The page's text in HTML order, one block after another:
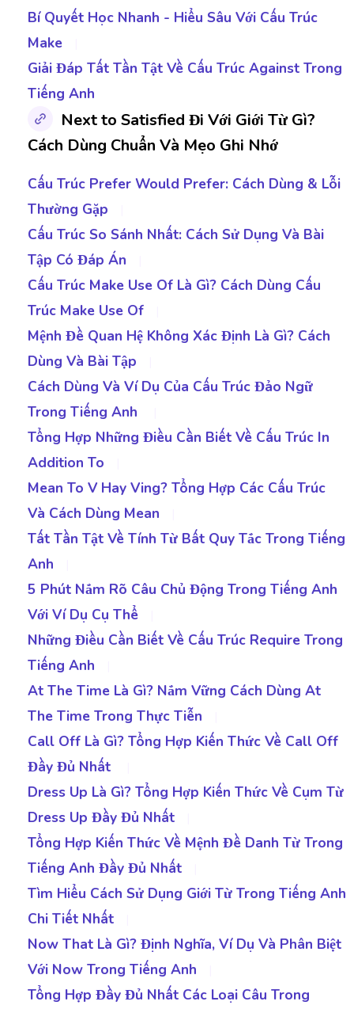
Bí Quyết Học Nhanh - Hiểu Sâu Với Cấu Trúc
Make
Giải Đáp Tất Tần Tật Về Cấu Trúc Against Trong
Tiếng Anh
Next to Satisfied Đi Với Giới Từ Gì?
Cách Dùng Chuẩn Và Mẹo Ghi Nhớ
Cấu Trúc Prefer Would Prefer: Cách Dùng & Lỗi
Thường Gặp
Cấu Trúc So Sánh Nhất: Cách Sử Dụng Và Bài
Tập Có Đáp Án
Cấu Trúc Make Use Of Là Gì? Cách Dùng Cấu
Trúc Make Use Of
Mệnh Đề Quan Hệ Không Xác Định Là Gì? Cách
Dùng Và Bài Tập
Cách Dùng Và Ví Dụ Của Cấu Trúc Đảo Ngữ
Trong Tiếng Anh
Tổng Hợp Những Điều Cần Biết Về Cấu Trúc In
Addition To
Mean To V Hay Ving? Tổng Hợp Các Cấu Trúc
Và Cách Dùng Mean
Tất Tần Tật Về Tính Từ Bất Quy Tắc Trong Tiếng
Anh
5 Phút Nắm Rõ Câu Chủ Động Trong Tiếng Anh
Với Ví Dụ Cụ Thể
Những Điều Cần Biết Về Cấu Trúc Require Trong
Tiếng Anh
At The Time Là Gì? Nắm Vững Cách Dùng At
The Time Trong Thực Tiễn
Call Off Là Gì? Tổng Hợp Kiến Thức Về Call Off
Đầy Đủ Nhất
Dress Up Là Gì? Tổng Hợp Kiến Thức Về Cụm Từ
Dress Up Đầy Đủ Nhất
Tổng Hợp Kiến Thức Về Mệnh Đề Danh Từ Trong
Tiếng Anh Đầy Đủ Nhất
Tìm Hiểu Cách Sử Dụng Giới Từ Trong Tiếng Anh
Chi Tiết Nhất
Now That Là Gì? Định Nghĩa, Ví Dụ Và Phân Biệt
Với Now Trong Tiếng Anh
Tổng Hợp Đầy Đủ Nhất Các Loại Câu Trong